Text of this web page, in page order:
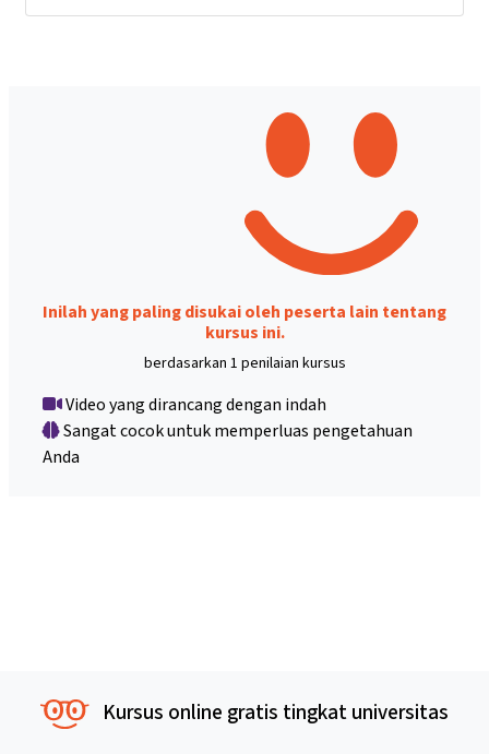
Inilah yang paling disukai oleh peserta lain tentang
kursus ini.
berdasarkan 1 penilaian kursus
Video yang dirancang dengan indah
Sangat cocok untuk memperluas pengetahuan
Anda
Kursus online gratis tingkat universitas